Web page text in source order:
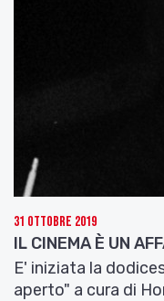
31 Ottobre 2019
IL CINEMA È UN
E' iniziata la
aperto" a cura di